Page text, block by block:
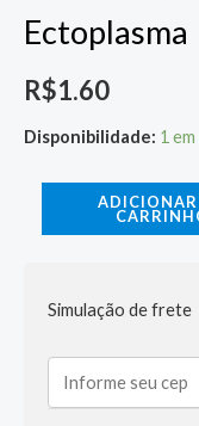
Ectoplasma
R$1.60
Disponibilidade: 1
ADICIONAR
Simulação de frete